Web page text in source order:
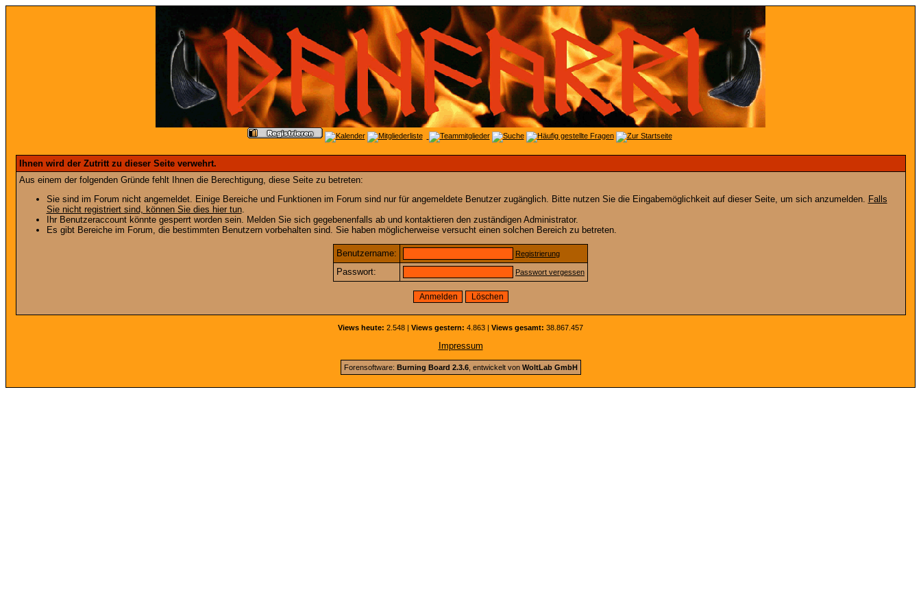
Ihnen wird der Zutritt zu dieser Seite verwehrt.
Aus einem der folgenden Gründe fehlt Ihnen die Berechtigung, diese Seite zu betreten:
Sie sind im Forum nicht angemeldet. Einige Bereiche und Funktionen im Forum sind nur für angemeldete Benutzer zugänglich. Bitte nutzen Sie die Eingabemöglichkeit auf dieser Seite, um sich anzumelden. Falls
Sie nicht registriert sind, können Sie dies hier tun.
Ihr Benutzeraccount könnte gesperrt worden sein. Melden Sie sich gegebenenfalls ab und kontaktieren den zuständigen Administrator.
Es gibt Bereiche im Forum, die bestimmten Benutzern vorbehalten sind. Sie haben möglicherweise versucht einen solchen Bereich zu betreten.
Benutzername: Registrierung
Passwort: Passwort vergessen
Views heute: 2.548 | Views gestern: 4.863 | Views gesamt: 38.867.457
Impressum
Forensoftware: Burning Board 2.3.6, entwickelt von WoltLab GmbH